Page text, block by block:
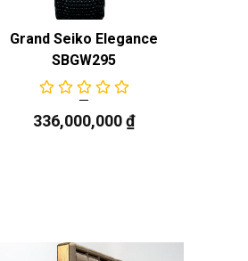
Grand Seiko Elegance
SBGW295
336,000,000₫